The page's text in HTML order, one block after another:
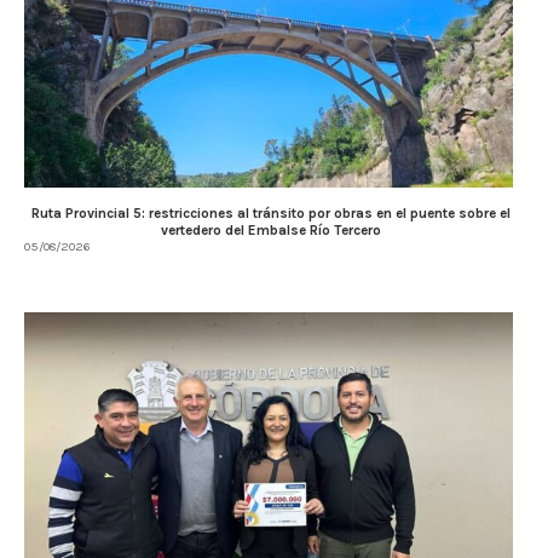
Ruta Provincial 5: restricciones al tránsito por obras en el puente sobre el
vertedero del Embalse Río Tercero
05/08/2026